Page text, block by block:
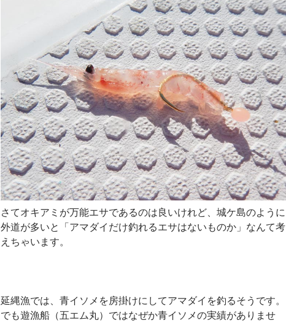
さてオキアミが万能エサであるのは良いけれど、城ケ島のように
外道が多いと「アマダイだけ釣れるエサはないものか」なんて考
えちゃいます。
延縄漁では、青イソメを房掛けにしてアマダイを釣るそうです。
でも遊漁船（五エム丸）ではなぜか青イソメの実績がありませ